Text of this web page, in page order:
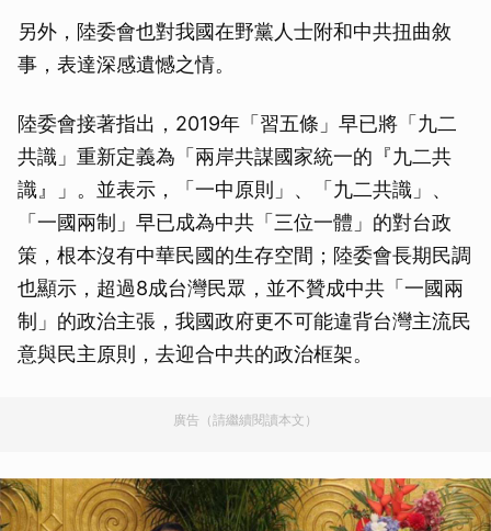
另外，陸委會也對我國在野黨人士附和中共扭曲敘
事，表達深感遺憾之情。
陸委會接著指出，2019年「習五條」早已將「九二
共識」重新定義為「兩岸共謀國家統一的『九二共
識』」。並表示，「一中原則」、「九二共識」、
「一國兩制」早已成為中共「三位一體」的對台政
策，根本沒有中華民國的生存空間；陸委會長期民調
也顯示，超過8成台灣民眾，並不贊成中共「一國兩
制」的政治主張，我國政府更不可能違背台灣主流民
意與民主原則，去迎合中共的政治框架。
廣告（請繼續閱讀本文）